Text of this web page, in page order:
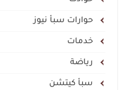
حوارات سبأ نيوز
خدمات
رياضة
سبأ كيتشن